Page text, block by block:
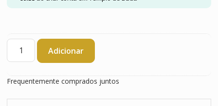
Quantidade
Bombita
Defumação
Ativada
Sagrada
Adicionar
Frequentemente comprados juntos